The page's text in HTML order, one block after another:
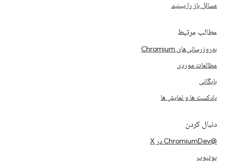
مسائل باز را ببینید
مطالب مرتبط
به‌روزرسانی‌های Chromium
مطالعات موردی
بایگانی
پادکست ها و نمایش ها
دنبال کردن
@ChromiumDev در X
یوتیوب